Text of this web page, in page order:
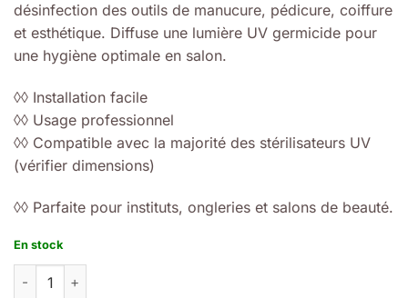
désinfection des outils de manucure, pédicure, coiffure
et esthétique. Diffuse une lumière UV germicide pour
une hygiène optimale en salon.
◊◊ Installation facile
◊◊ Usage professionnel
◊◊ Compatible avec la majorité des stérilisateurs UV
(vérifier dimensions)
◊◊ Parfaite pour instituts, ongleries et salons de beauté.
En stock
quantité de Stérilisateur ampoule Ultraviolet 30cm